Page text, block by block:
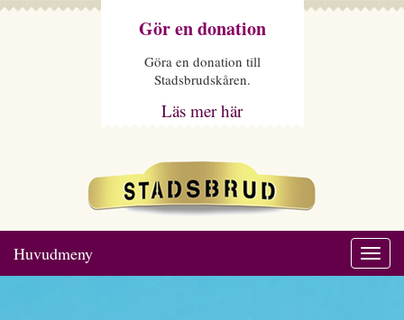
Gör en donation
Göra en donation till
Stadsbrudskåren.
Läs mer här
Huvudmeny